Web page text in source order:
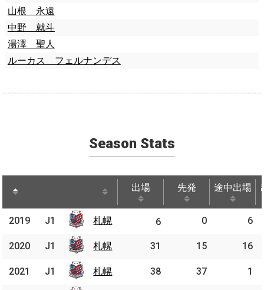
山根 永遠
中野 就斗
湯澤 聖人
ルーカス フェルナンデス
Season Stats
出場 先発 途中出場
途中出場
2019 札幌 6 0 6
2020 札幌 31 15 16
2021 札幌 38 37 1
2019 J1 札幌
2020 J1 札幌
2021 J1 札幌